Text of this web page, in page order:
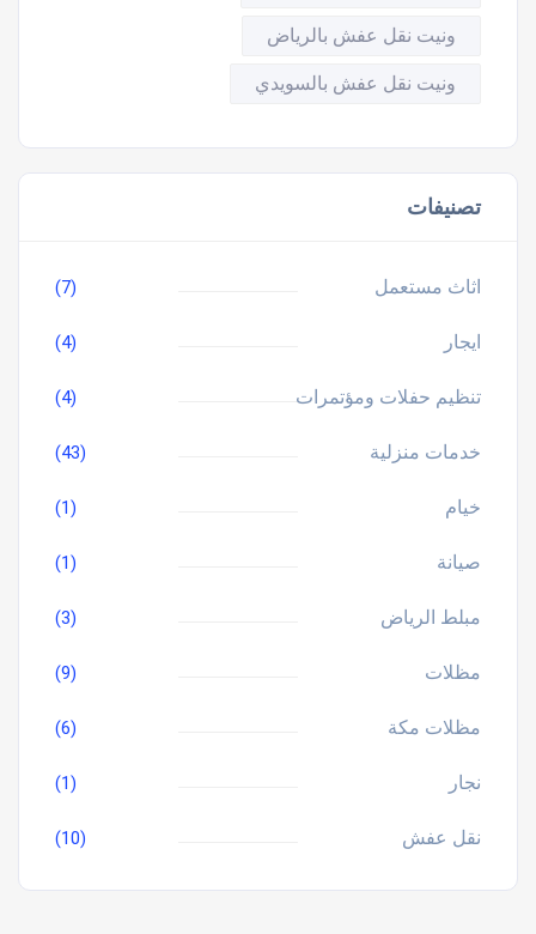
ونيت نقل عفش بالرياض
ونيت نقل عفش بالسويدي
تصنيفات
اثاث مستعمل (7)
ايجار (4)
تنظيم حفلات ومؤتمرات (4)
خدمات منزلية (43)
خيام (1)
صيانة (1)
مبلط الرياض (3)
مظلات (9)
مظلات مكة (6)
نجار (1)
نقل عفش (10)